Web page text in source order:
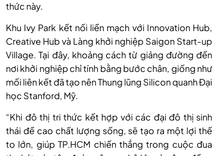
thức này.
Khu Ivy Park kết nối liền mạch với Innovation Hub,
Creative Hub và Làng khởi nghiệp Saigon Start-up
Village. Tại đây, khoảng cách từ giảng đường đến
nơi khởi nghiệp chỉ tính bằng bước chân, giống như
mối liên kết đã tạo nên Thung lũng Silicon quanh Đại
học Stanford, Mỹ.
“Khi đô thị tri thức kết hợp với các đại đô thị sinh
thái đề cao chất lượng sống, sẽ tạo ra một lợi thế
to lớn, giúp TP.HCM chiến thắng trong cuộc đua